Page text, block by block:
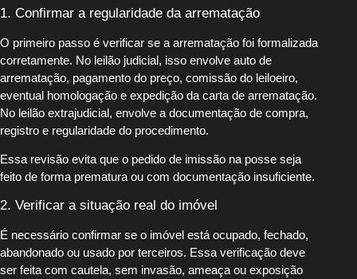
1. Confirmar a regularidade da arrematação
O primeiro passo é verificar se a arrematação foi formalizada
corretamente. No leilão judicial, isso envolve auto de
arrematação, pagamento do preço, comissão do leiloeiro,
eventual homologação e expedição da carta de arrematação.
No leilão extrajudicial, envolve a documentação de compra,
registro e regularidade do procedimento.
Essa revisão evita que o pedido de imissão na posse seja
feito de forma prematura ou com documentação insuficiente.
2. Verificar a situação real do imóvel
É necessário confirmar se o imóvel está ocupado, fechado,
abandonado ou usado por terceiros. Essa verificação deve
ser feita com cautela, sem invasão, ameaça ou exposição